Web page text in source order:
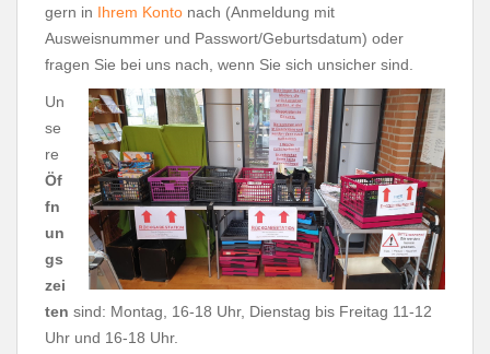
gern in Ihrem Konto nach (Anmeldung mit
Ausweisnummer und Passwort/Geburtsdatum) oder
fragen Sie bei uns nach, wenn Sie sich unsicher sind.
Un
se
re
Öf
fn
un
gs
zei
ten sind: Montag, 16-18 Uhr, Dienstag bis Freitag 11-12
Uhr und 16-18 Uhr.